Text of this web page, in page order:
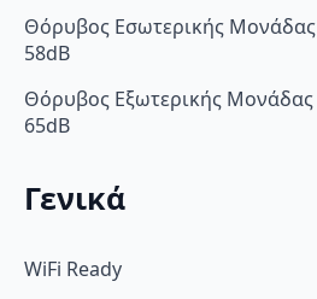
Θόρυβος Εσωτερικής Μονάδας
58dB
Θόρυβος Εξωτερικής Μονάδας
65dB
Γενικά
WiFi Ready